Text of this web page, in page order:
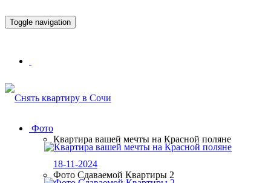
Toggle navigation
Фото
Квартира вашей мечты на Красной поляне
18-11-2024
Фото Сдаваемой Квартиры 2